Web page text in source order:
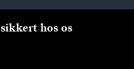
hos os